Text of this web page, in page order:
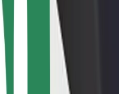
Localizações
Soluções para as cidades
Aeroportos
Estações de carregamento da Bolt